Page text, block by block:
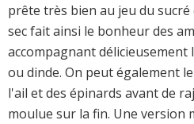
prête très bien au jeu du sucré
sec fait ainsi le bonheur des
accompagnant
ou dinde. On peut également
l'ail et des épinards avant de
moulue sur la fin. Une version